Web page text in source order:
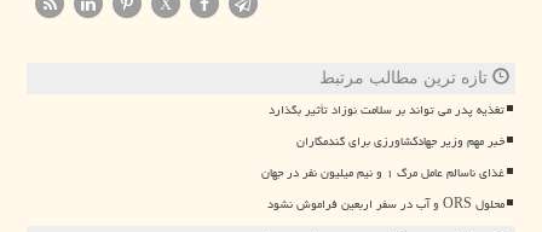
X
تازه ترین مطالب مرتبط
تغذیه پدر می تواند بر سلامت نوزاد تأثیر بگذارد
خبر مهم وزیر جهادکشاورزی برای گندمکاران
غذای ناسالم عامل مرگ ۱ و نیم میلیون نفر در جهان
محلول ORS و آب در سفر اربعین فراموش نشود